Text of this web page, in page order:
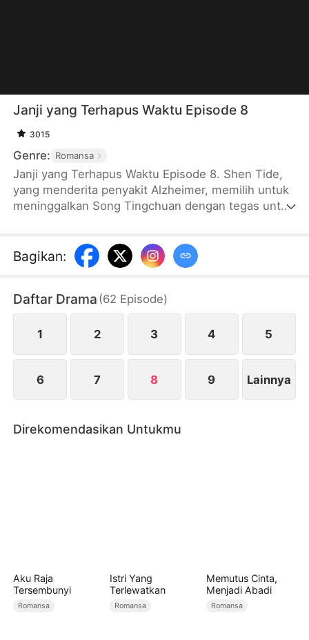
Janji yang Terhapus Waktu Episode 8
3015
Genre: Romansa
Janji yang Terhapus Waktu Episode 8. Shen Tide,
yang menderita penyakit Alzheimer, memilih untuk
meninggalkan Song Tingchuan dengan tegas untuk
tahun kemudian, Song Tingchuan menjadi CEO
miliarder, sementara Shen tide sudah tersiksa oleh
tapi cinta tumbuh liar. Apakah reuni setelah
perpisahan yang lama merupakan penyiksaan atau
penebusan?
Bagikan:
Daftar Drama (62 Episode)
1 2 3 4 5
6 7 8 9 Lainnya
Direkomendasikan Untukmu
Aku Raja
Tersembunyi
Romansa
Istri Yang
Terlewatkan
Romansa
Memutus Cinta,
Menjadi Abadi
Romansa